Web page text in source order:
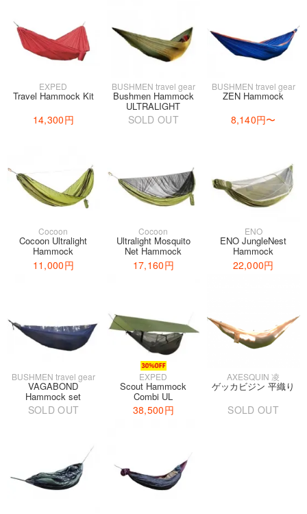
EXPED
Travel Hammock Kit
14,300円
BUSHMEN travel gear
Bushmen Hammock
ULTRALIGHT
SOLD OUT
BUSHMEN travel gear
ZEN Hammock
8,140円〜
Cocoon
Cocoon Ultralight
Hammock
11,000円
Cocoon
Ultralight Mosquito
Net Hammock
17,160円
ENO
ENO JungleNest
Hammock
22,000円
BUSHMEN travel gear
VAGABOND
Hammock set
SOLD OUT
EXPED
Scout Hammock
Combi UL
38,500円
AXESQUIN 凌
ゲッカビジン 平織り
SOLD OUT